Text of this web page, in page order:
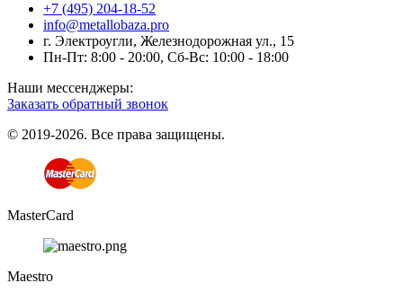
+7 (495) 204-18-52
info@metallobaza.pro
г. Электроугли, Железнодорожная ул., 15
Пн-Пт: 8:00 - 20:00, Сб-Вс: 10:00 - 18:00
Наши мессенджеры:
Заказать обратный звонок
© 2019-2026. Все права защищены.
MasterCard
Maestro